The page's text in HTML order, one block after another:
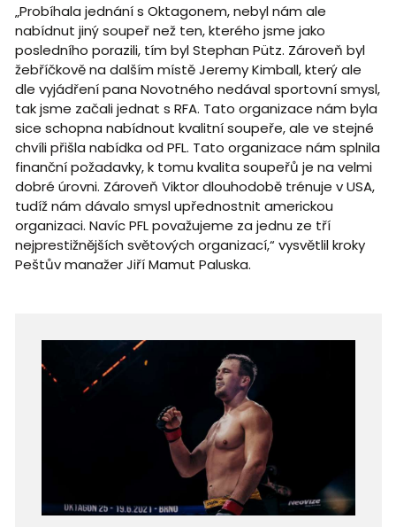
„Probíhala jednání s Oktagonem, nebyl nám ale
nabídnut jiný soupeř než ten, kterého jsme jako
posledního porazili, tím byl Stephan Pütz. Zároveň byl
žebříčkově na dalším místě Jeremy Kimball, který ale
dle vyjádření pana Novotného nedával sportovní smysl,
tak jsme začali jednat s RFA. Tato organizace nám byla
sice schopna nabídnout kvalitní soupeře, ale ve stejné
chvíli přišla nabídka od PFL. Tato organizace nám splnila
finanční požadavky, k tomu kvalita soupeřů je na velmi
dobré úrovni. Zároveň Viktor dlouhodobě trénuje v USA,
tudíž nám dávalo smysl upřednostnit americkou
organizaci. Navíc PFL považujeme za jednu ze tří
nejprestižnějších světových organizací,“ vysvětlil kroky
Peštův manažer Jiří Mamut Paluska.